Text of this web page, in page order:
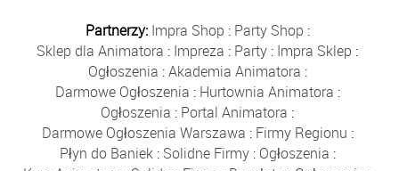
Partnerzy: Impra Shop : Party Shop :
Sklep dla Animatora : Impreza : Party : Impra Sklep :
Ogłoszenia :Akademia Animatora :
Darmowe Ogłoszenia : Hurtownia Animatora :
Ogłoszenia : Portal Animatora :
Darmowe Ogłoszenia Warszawa : Firmy Regionu :
Płyn do Baniek: Solidne Firmy: Ogłoszenia :